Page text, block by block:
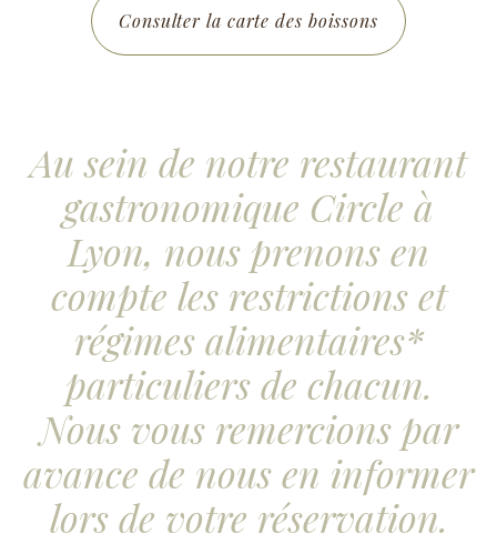
Consulter la carte des boissons
Au sein de notre restaurant
gastronomique Circle à
Lyon, nous prenons en
compte les restrictions et
régimes alimentaires*
particuliers de chacun.
Nous vous remercions par
avance de nous en informer
lors de votre réservation.